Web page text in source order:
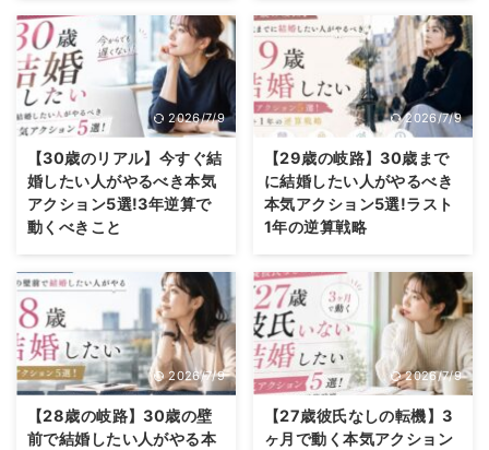
2026/7/9
【30歳のリアル】今すぐ結
婚したい人がやるべき本気
アクション5選!3年逆算で
動くべきこと
2026/7/9
【29歳の岐路】30歳まで
に結婚したい人がやるべき
本気アクション5選!ラスト
1年の逆算戦略
2026/7/9
【28歳の岐路】30歳の壁
前で結婚したい人がやる本
2026/7/9
【27歳彼氏なしの転機】3
ヶ月で動く本気アクション